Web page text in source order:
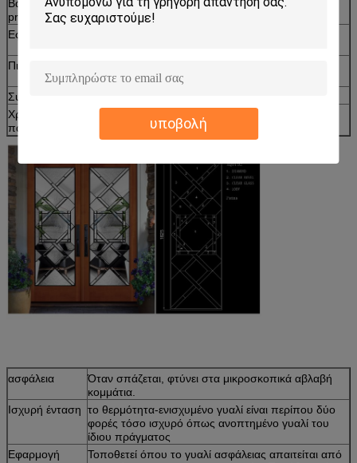
υποβολή
Βαθιά
proessing
Τοποθετημένος σε στρώματα, μονωμένος, το οξύ
χαραγμένος, τυπωμένος
Εφαρμογές
Πιστοποιητικό
ΣΥΝΕΡΓΑΣΊΑΣ, BS6202
Συσκευασία
Χρόνος
παράδοσης
7-15 ημέρες
ασφάλεια
Όταν σπάζεται, φτύνει στα μικροσκοπικά αβλαβή
κομμάτια.
Ισχυρή ένταση το θερμότητα-ενισχυμένο γυαλί είναι περίπου δύο
φορές τόσο ισχυρό όπως ανοπτημένο γυαλί του
ίδιου πράγματος
Εφαρμογή
Τοποθετεί όπου το γυαλί ασφάλειας απαιτείται από